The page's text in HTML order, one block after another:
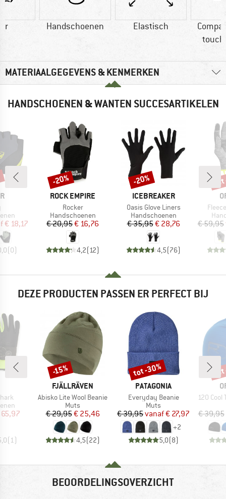
Handschoenen Elastisch
MATERIAALGEGEVENS & KENMERKEN
HANDSCHOENEN & WANTEN SUCCESARTIKELEN
prijs
€ 18,17
(0)
MERK
ROCK EMPIRE
Artikel
Rocker
Productgroep
Handschoenen
Prijs
€ 20,95Verlaagde prijs
€ 16,76
4,2(12)
Korting
-20%
MERK
ICEBREAKER
Artikel
Oasis Glove Liners
Productgroep
Handschoenen
Prijs
€ 35,95Verlaagde prijs
€ 28,76
4,5(76)
Korting
-20%
Artikel
€ 59,95
DEZE PRODUCTEN PASSEN ER PERFECT BIJ
prijs
(1)
MERK
FJÄLLRÄVEN
Artikel
Abisko Lite Wool Beanie
Productgroep
Muts
Prijs
€ 29,95Verlaagde prijs
€ 25,46
4,5(22)
Korting
-15%
MERK
PATAGONIA
Artikel
Everyday Beanie
Productgroep
Muts
Prijs
€ 39,95 Verlaagde prijs
vanaf€ 27,97
+2
5,0(8)
Korting
tot -30%
Artikel
120 Cool
€ 39,95
BEOORDELINGSOVERZICHT